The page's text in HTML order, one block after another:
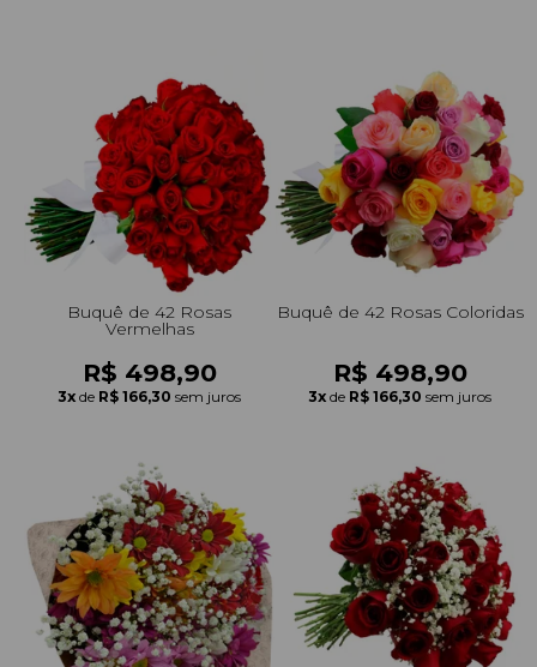
Buquê de 42 Rosas
Vermelhas
R$ 498,90
3x de R$ 166,30 sem juros
Buquê de 42 Rosas Coloridas
R$ 498,90
3x de R$ 166,30 sem juros